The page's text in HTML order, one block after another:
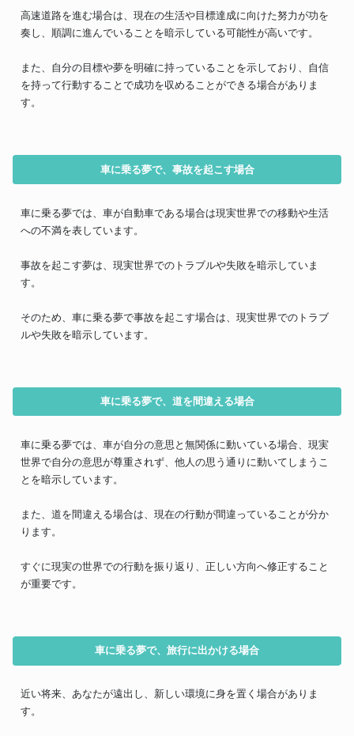
高速道路を進む場合は、現在の生活や目標達成に向けた努力が功を
奏し、順調に進んでいることを暗示している可能性が高いです。
また、自分の目標や夢を明確に持っていることを示しており、自信
を持って行動することで成功を収めることができる場合がありま
す。
車に乗る夢で、事故を起こす場合
車に乗る夢では、車が自動車である場合は現実世界での移動や生活
への不満を表しています。
事故を起こす夢は、現実世界でのトラブルや失敗を暗示していま
す。
そのため、車に乗る夢で事故を起こす場合は、現実世界でのトラブ
ルや失敗を暗示しています。
車に乗る夢で、道を間違える場合
車に乗る夢では、車が自分の意思と無関係に動いている場合、現実
世界で自分の意思が尊重されず、他人の思う通りに動いてしまうこ
とを暗示しています。
また、道を間違える場合は、現在の行動が間違っていることが分か
ります。
すぐに現実の世界での行動を振り返り、正しい方向へ修正すること
が重要です。
車に乗る夢で、旅行に出かける場合
近い将来、あなたが遠出し、新しい環境に身を置く場合がありま
す。